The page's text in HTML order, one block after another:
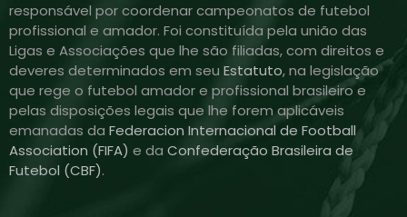
responsável por coordenar campeonatos de futebol
profissional e amador. Foi constituída pela união das
Ligas e Associações que lhe são filiadas, com direitos e
deveres determinados em seu Estatuto, na legislação
que rege o futebol amador e profissional brasileiro e
pelas disposições legais que lhe forem aplicáveis
emanadas da Federacion Internacional de Football
Association (FIFA) e da Confederação Brasileira de
Futebol (CBF).